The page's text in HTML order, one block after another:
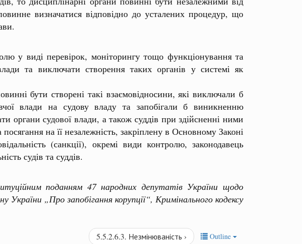
визначатися відповідно до усталених процедур, що
у виді перевірок, моніторингу тощо функціонування та
та виключати створення таких органів у системі як
бути створені такі взаємовідносини, які виключали б
влади на судову владу та запобігали б виникненню
органи судової влади, а також суддів при здійсненні ними
на її незалежність, закріплену в Основному Законі
(санкції), окремі види контролю, законодавець
судів та суддів.
поданням 47 народних депутатів України щодо
„Про запобігання корупції“, Кримінального кодексу
Outline
5.5.2.6.3. Незмінюваність ›